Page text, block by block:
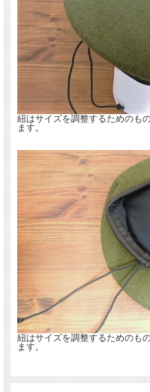
紐はサイズを調整するためのも
ます。
紐はサイズを調整するためのも
ます。